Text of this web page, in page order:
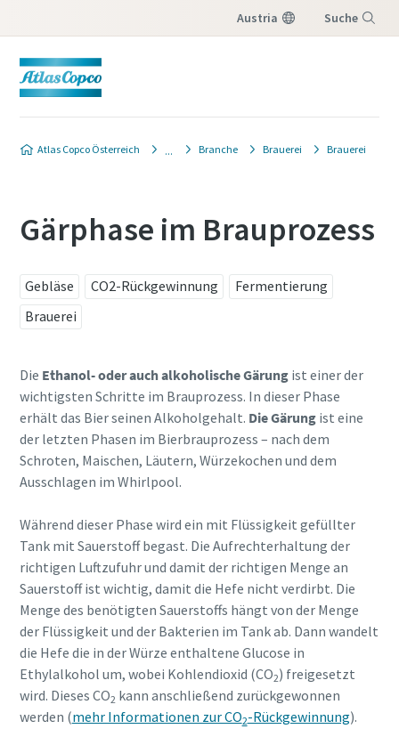
Austria Suche
Atlas Copco Österreich Branche Brauerei Brauerei
Gärphase im Brauprozess
Gebläse CO2-Rückgewinnung
Fermentierung
Brauerei
Die Ethanol- oder auch alkoholische Gärungist einer der
wichtigsten Schritte im Brauprozess. In dieser Phase
erhält das Bier seinen Alkoholgehalt. Die Gärungist eine
der letzten Phasen im Bierbrauprozess – nach dem
Schroten, Maischen, Läutern, Würzekochen und dem
Ausschlagen im Whirlpool.
Während dieser Phase wird ein mit Flüssigkeit gefüllter
Tank mit Sauerstoff begast. Die Aufrechterhaltung der
richtigen Luftzufuhr und damit der richtigen Menge an
Sauerstoff ist wichtig, damit die Hefe nicht verdirbt. Die
Menge des benötigten Sauerstoffs hängt von der Menge
der Flüssigkeit und der Bakterien im Tank ab. Dann wandelt
die Hefe die in der Würze enthaltene Glucose in
Ethylalkohol um, wobei Kohlendioxid (CO2) freigesetzt
wird. Dieses CO2 kann anschließend zurückgewonnen
werden (mehr Informationen zur CO2-Rückgewinnung).
bitte das unten stehende Formular aus. Wir
lassen Ihnen die gewünschten
zukommen.
Sie können uns auch direkt eine Nachricht
senden, indem Sie auf die folgende E-Mail-
klicken:website.austria@atlascopco.com
Alle mit (*) gekennzeichnete Felder sind
Pflichtfelder.
Persönliche Angaben
Vorname
Nachname
E-Mail